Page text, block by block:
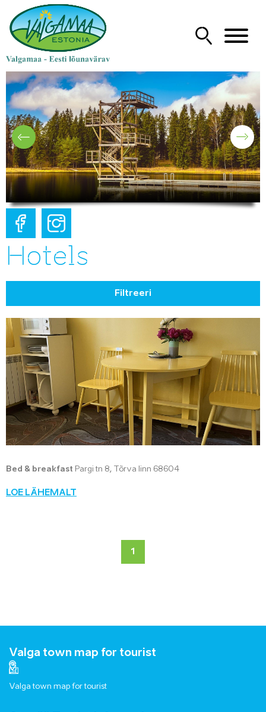
Hotels
Filtreeri
Bed & breakfast Pargi tn 8, Tõrva linn 68604
LOE LÄHEMALT
1
Valga town map for tourist
Valga town map for tourist